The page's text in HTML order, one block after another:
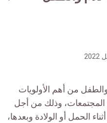
من أهم الأولويات
المجتمعات، وذلك من أجل
الحمل أو الولادة وبعدها،